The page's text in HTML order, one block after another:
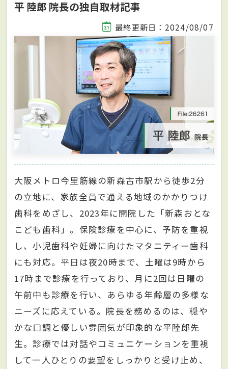
平 陸郎 院長の独自取材記事
最終更新日：2024/08/07
大阪メトロ今里筋線の新森古市駅から徒歩2分
の立地に、家族全員で通える地域のかかりつけ
歯科をめざし、2023年に開院した「新森おとな
こども歯科」。保険診療を中心に、予防を重視
し、小児歯科や妊婦に向けたマタニティー歯科
にも対応。平日は夜20時まで、土曜は9時から
17時まで診療を行っており、月に2回は日曜の
午前中も診療を行い、あらゆる年齢層の多様な
ニーズに応えている。院長を務めるのは、穏や
かな口調と優しい雰囲気が印象的な平陸郎先
生。診療では対話やコミュニケーションを重視
して一人ひとりの要望をしっかりと受け止め、